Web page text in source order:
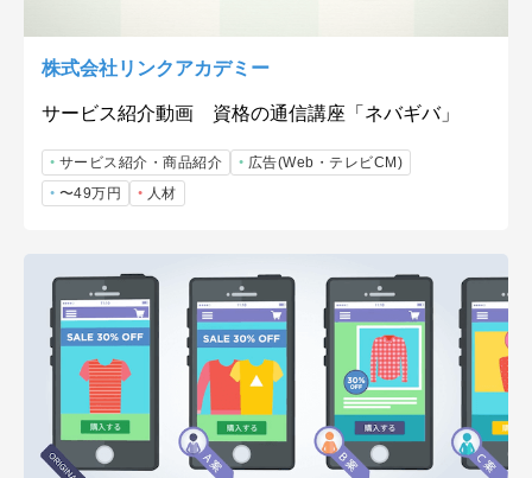
株式会社リンクアカデミー
サービス紹介動画 資格の通信講座「ネバギバ」
サービス紹介・商品紹介
広告(Web・テレビCM)
〜49万円
人材